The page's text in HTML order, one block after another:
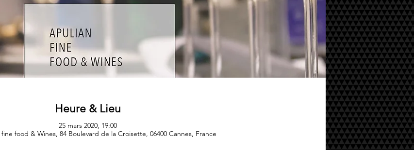
Heure & Lieu
25 mars 2020, 19:00
food & Wines, 84 Boulevard de la Croisette, 06400 Cannes, France